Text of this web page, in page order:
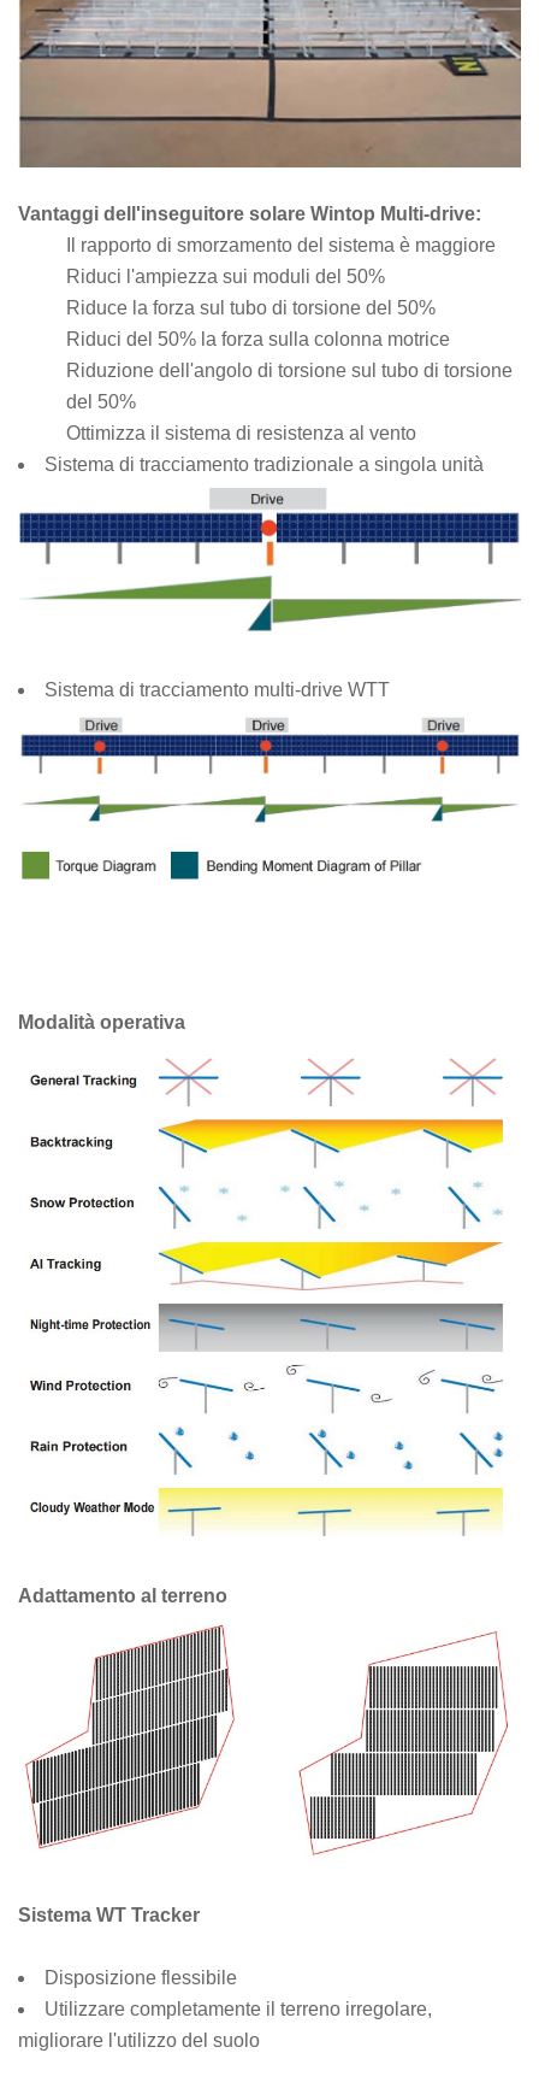
Vantaggi dell'inseguitore solare Wintop Multi-drive:
Il rapporto di smorzamento del sistema è maggiore
Riduci l'ampiezza sui moduli del 50%
Riduce la forza sul tubo di torsione del 50%
Riduci del 50% la forza sulla colonna motrice
Riduzione dell'angolo di torsione sul tubo di torsione
del 50%
Ottimizza il sistema di resistenza al vento
Sistema di tracciamento tradizionale a singola unità
Sistema di tracciamento multi-drive WTT
Modalità operativa
Adattamento al terreno
Sistema WT Tracker
Disposizione flessibile
Utilizzare completamente il terreno irregolare,
migliorare l'utilizzo del suolo